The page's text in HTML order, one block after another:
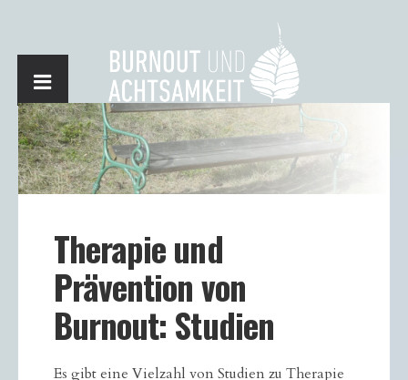
Therapie und
Prävention von
Burnout: Studien
Es gibt eine Vielzahl von Studien zu Therapie